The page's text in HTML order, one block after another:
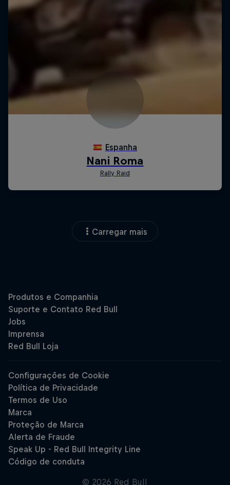
Carregar mais